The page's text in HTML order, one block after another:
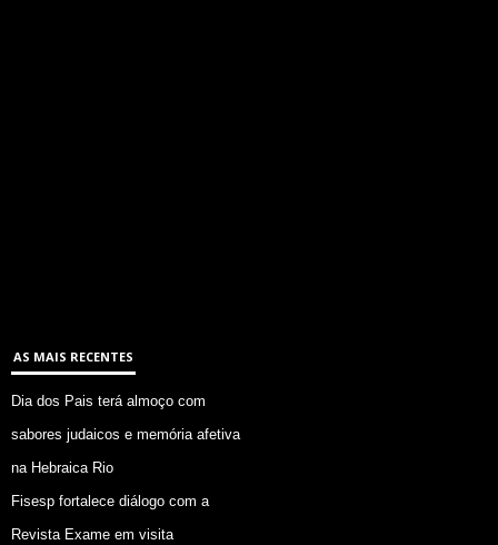
AS MAIS RECENTES
Dia dos Pais terá almoço com
sabores judaicos e memória afetiva
na Hebraica Rio
Fisesp fortalece diálogo com a
Revista Exame em visita